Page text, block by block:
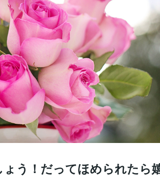
う！だってほめられたら